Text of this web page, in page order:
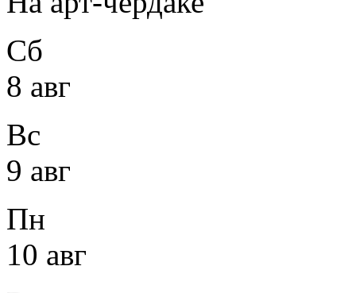
Сб
8 авг
Вс
9 авг
Пн
10 авг